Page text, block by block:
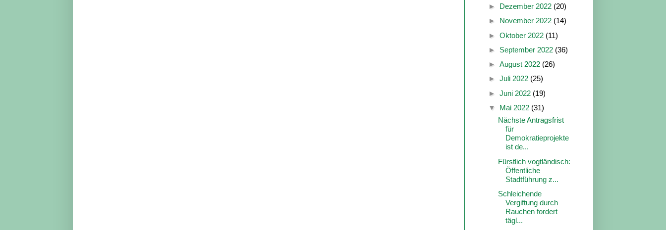
► Dezember 2022 (20)
► November 2022 (14)
► Oktober 2022 (11)
► September 2022 (36)
► August 2022 (26)
► Juli 2022 (25)
► Juni 2022 (19)
▼ Mai 2022 (31)
Nächste Antragsfrist
für
Demokratieprojekte
ist de...
Fürstlich vogtländisch:
Öffentliche
Stadtführung z...
Schleichende
Vergiftung durch
Rauchen fordert
tägl...